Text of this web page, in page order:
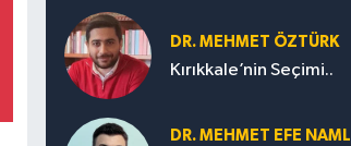
DR. MEHMET ÖZTÜRK
Kırıkkale’nin Seçimi..
DR. MEHMET EFE NAMLI